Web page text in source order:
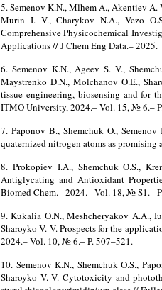
5. Semenov K.N., Mlhem A., Akentiev A.
Murin I. V., Charykov N.A., Vezo
Comprehensive Physicochemical
Applications // J Chem Eng Data.– 2025.
6. Semenov K.N., Ageev S. V.,
Maystrenko D.N., Molchanov O.E.,
tissue engineering, biosensing and for
ITMO University, 2024.– Vol. 15, № 6.–
7. Paponov B., Shemchuk O.,
quaternized nitrogen atoms as
8. Prokopiev I.A., Shemchuk O.S.,
Antiglycating and Antioxidant
Biomed Chem.– 2024.– Vol. 18, № S1.–
9. Kukalia O.N., Meshcheryakov A.A.,
Sharoyko V. V. Prospects for the
2024.– Vol. 10, № 6.– P. 507–521.
10. Semenov K.N., Shemchuk O.S.,
Sharoyko V. V. Cytotoxicity and